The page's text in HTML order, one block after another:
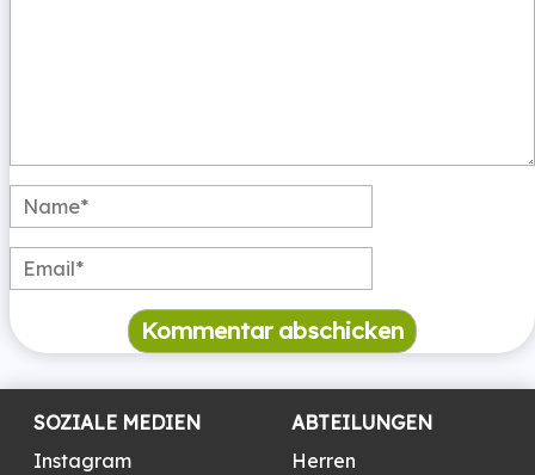
SOZIALE MEDIEN
Instagram
ABTEILUNGEN
Herren